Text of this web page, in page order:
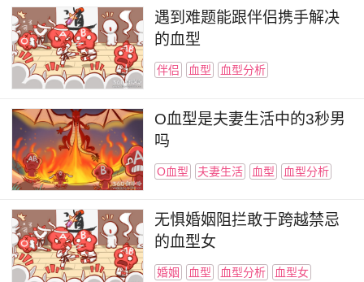
遇到难题能跟伴侣携手解决
的血型
伴侣 血型 血型分析
O血型是夫妻生活中的3秒男
吗
O血型 夫妻生活 血型 血型分析
无惧婚姻阻拦敢于跨越禁忌
的血型女
婚姻 血型 血型分析 血型女